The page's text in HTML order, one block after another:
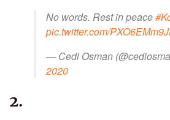
No words. Rest in peace
pic.twitter.com/
— Cedi Osman
2020
2.